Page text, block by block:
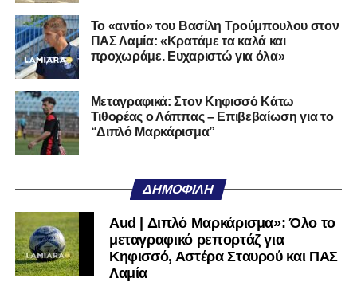
όνομα, έχει τη βάση. Αυτό που δεν έχει και πρέπει να
ξαναβρεί είναι αυτοπεποίθηση. Όχι αλαζονεία.
Αυτοπεποίθηση.
Αν η Λαμία συνεχίσει να μικραίνει τον εαυτό της, δεν θα
χρειαστεί κανείς άλλος να το κάνει.
Όταν αποφασίσει να συνειδητοποιήσει ότι είναι
πολύ μικρή.
Ακολουθήστε το lamiara.grστοGoogle Newsγια να
μαθαίνετε πρώτοι τα κυανόλευκα νέα στην Ελλάδα και τον
υπόλοιπο κόσμο. Ακολουθήστε το lamiara.gr στο
Το «αντίο» του Βασίλη Τρούμπουλου στον
ΠΑΣ Λαμία: «Κρατάμε τα καλά και
προχωράμε. Ευχαριστώ για όλα»
Μεταγραφικά: Στον Κηφισσό Κάτω
Τιθορέας ο Λάππας – Επιβεβαίωση για το
“Διπλό Μαρκάρισμα”
ΔΗΜΟΦΙΛΉ
Aud | Διπλό Μαρκάρισμα»: Όλο το
μεταγραφικό ρεπορτάζ για
Κηφισσό, Αστέρα Σταυρού και ΠΑΣ
Λαμία